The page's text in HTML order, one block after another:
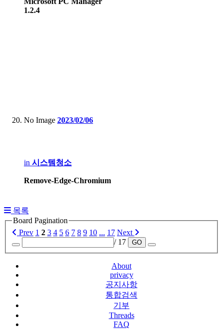
1.2.4
No Image 2023/02/06
in 시스템청소
Remove-Edge-Chromium
목록
Board Pagination
Prev 1 2 3 4 5 6 7 8 9 10 ... 17 Next
/ 17
GO
About
privacy
공지사항
통합검색
기부
Threads
FAQ